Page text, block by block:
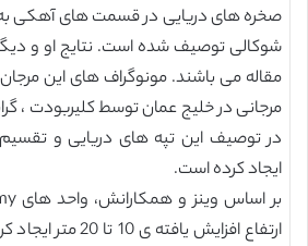
صخره های دریایی در قسمت های آهکی
شوکالی توصیف شده است. نتایج او و
مقاله می باشند. مونوگراف های این
مرجانی در خلیج عمان توسط کلیربودت ،
در توصیف این تپه های دریایی و
ایجاد کرده است.
ارتفاع افزایش